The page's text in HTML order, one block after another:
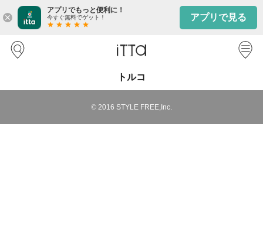
close
アプリでもっと便利に！
今すぐ無料でゲット！
star star star star star
アプリで見る
トルコ
© 2016 STYLE FREE,Inc.